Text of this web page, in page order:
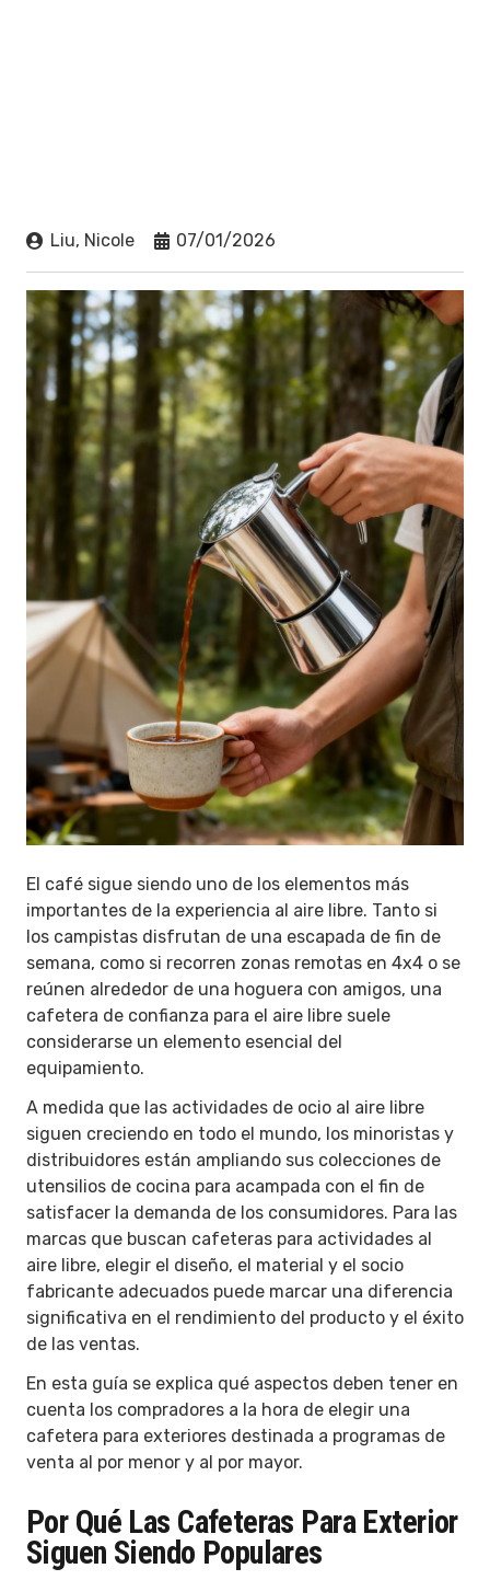
Liu, Nicole 07/01/2026
El café sigue siendo uno de los elementos más
importantes de la experiencia al aire libre. Tanto si
los campistas disfrutan de una escapada de fin de
semana, como si recorren zonas remotas en 4x4 o se
reúnen alrededor de una hoguera con amigos, una
cafetera de confianza para el aire libre suele
considerarse un elemento esencial del
equipamiento.
A medida que las actividades de ocio al aire libre
siguen creciendo en todo el mundo, los minoristas y
distribuidores están ampliando sus colecciones de
utensilios de cocina para acampada con el fin de
satisfacer la demanda de los consumidores. Para las
marcas que buscan cafeteras para actividades al
aire libre, elegir el diseño, el material y el socio
fabricante adecuados puede marcar una diferencia
significativa en el rendimiento del producto y el éxito
de las ventas.
En esta guía se explica qué aspectos deben tener en
cuenta los compradores a la hora de elegir una
cafetera para exteriores destinada a programas de
venta al por menor y al por mayor.
Por Qué Las Cafeteras Para Exterior
Siguen Siendo Populares